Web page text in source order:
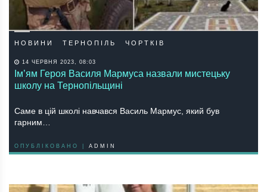
НОВИНИ ТЕРНОПІЛЬ ЧОРТКІВ
14 ЧЕРВНЯ 2023, 08:03
Ім’ям Героя Василя Мармуса назвали мистецьку
школу на Тернопільщині
Саме в цій школі навчався Василь Мармус, який був
гарним…
ОПУБЛІКОВАНО | ADMIN